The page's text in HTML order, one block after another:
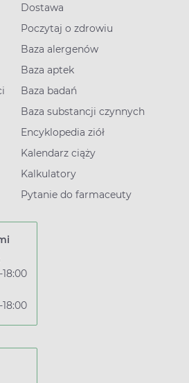
Dostawa
Poczytaj o zdrowiu
Baza alergenów
Baza aptek
Baza badań
Baza substancji czynnych
Encyklopedia ziół
Kalendarz ciąży
Kalkulatory
Pytanie do farmaceuty